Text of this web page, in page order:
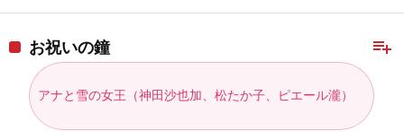
playlist_add
お祝いの鐘
アナと雪の女王（神田沙也加、松たか子、ピエール瀧）